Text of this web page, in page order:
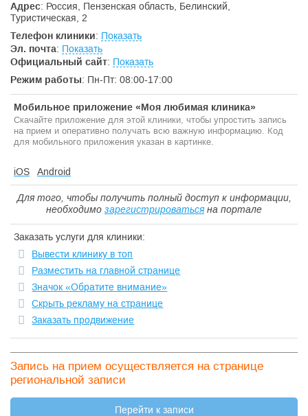
Адрес: Россия, Пензенская область, Белинский,
Туристическая, 2
Телефон клиники: Показать
Эл. почта: Показать
Официальный сайт: Показать
Режим работы: Пн-Пт: 08:00-17:00
Мобильное приложение «Моя любимая клиника»
Скачайте приложение для этой клиники, чтобы упростить запись
на прием и оперативно получать всю важную информацию. Код
для мобильного приложения указан в картинке.
iOS Android
Для того, чтобы получить полный доступ к информации,
необходимо зарегистрироватьсяна портале
Заказать услуги для клиники:
Вывести клинику в топ
Разместить на главной странице
Значок «Обратите внимание»
Скрыть рекламу на странице
Заказать продвижение
Запись на прием осуществляется на странице
региональной записи
Перейти к записи